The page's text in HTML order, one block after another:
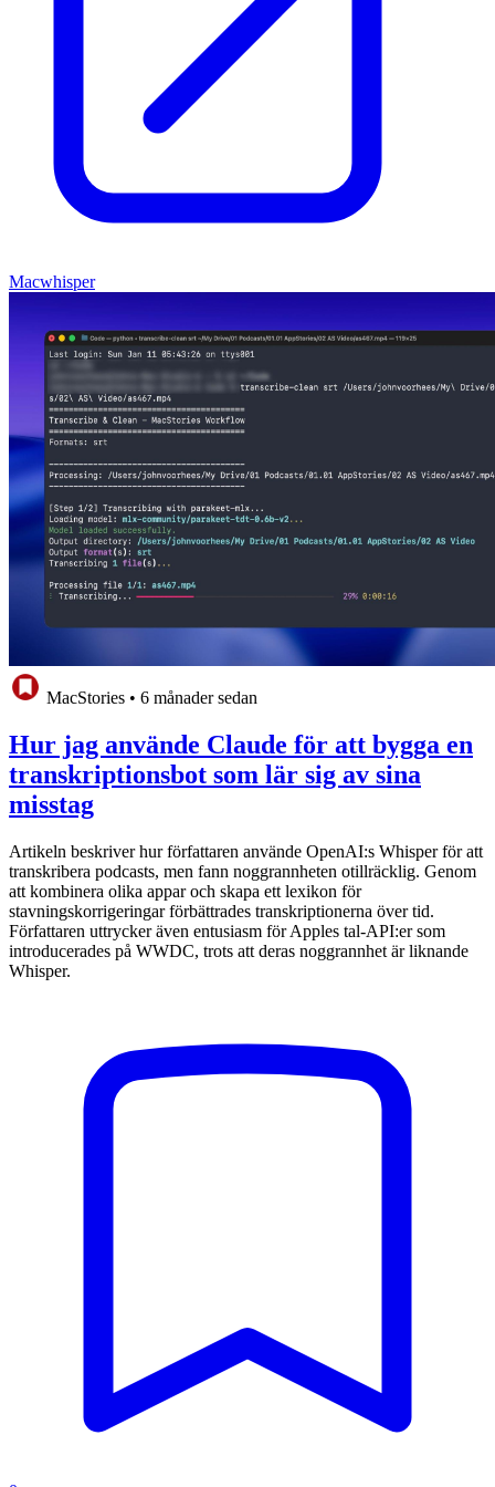
Macwhisper
MacStories • 6 månader sedan
Hur jag använde Claude för att bygga en
transkriptionsbot som lär sig av sina
misstag
Artikeln beskriver hur författaren använde OpenAI:s Whisper för att
transkribera podcasts, men fann noggrannheten otillräcklig. Genom
att kombinera olika appar och skapa ett lexikon för
stavningskorrigeringar förbättrades transkriptionerna över tid.
Författaren uttrycker även entusiasm för Apples tal-API:er som
introducerades på WWDC, trots att deras noggrannhet är liknande
Whisper.